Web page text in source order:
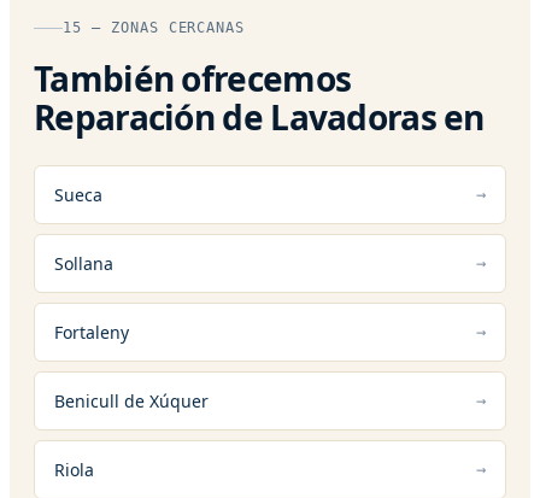
15 — ZONAS CERCANAS
También ofrecemos
Reparación de Lavadoras en
Sueca
Sollana
Fortaleny
Benicull de Xúquer
Riola